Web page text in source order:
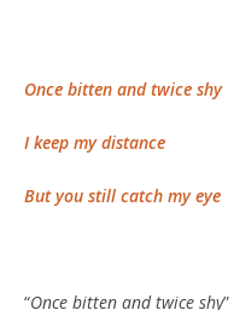
Once bitten and twice shy
I keep my distance
But you still catch my eye
“Once bitten and twice shy